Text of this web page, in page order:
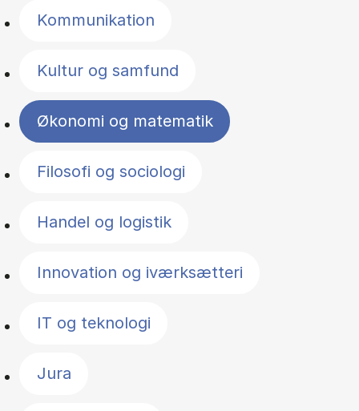
Kommunikation
Kultur og samfund
Økonomi og matematik
Filosofi og sociologi
Handel og logistik
Innovation og iværksætteri
IT og teknologi
Jura